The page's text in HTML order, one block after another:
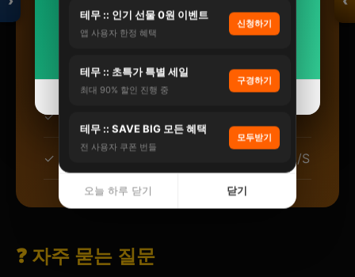
검증된 파트너:엄격한 심사를 통과한 프리미
엄 파트너사만 제휴
투명한 가격:숨은 비용 없는 명확한 요금제
✓
✓ 서비스 완료 후에도 책임지는 A/S
❓ 자주 묻는 질문
테무 :: 인기 선물 0원 이벤트
앱 사용자 한정 혜택
신청하기
테무 :: 초특가 특별 세일
최대 90% 할인 진행 중
구경하기
테무 :: SAVE BIG 모든 혜택
전 사용자 쿠폰 번들
모두받기
오늘 하루 닫기 닫기
자세히 보기 →
오늘 하루 닫기
자세히 보기 →
오늘 하루 닫기